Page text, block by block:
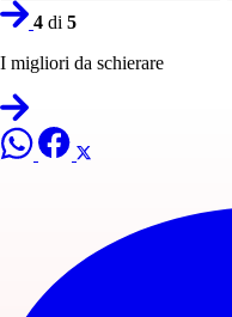
4 di 5
I migliori da schierare